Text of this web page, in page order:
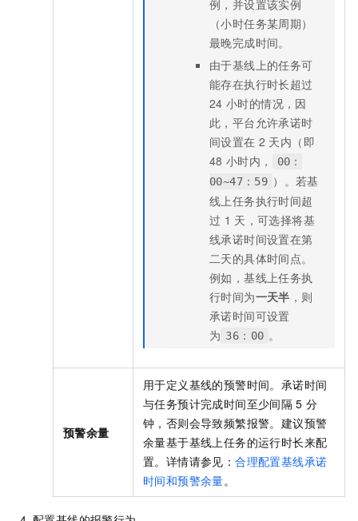
例，并设置该实例
（小时任务某周期）
最晚完成时间。
由于基线上的任务可
能存在执行时长超过
24 小时的情况，因
此，平台允许承诺时
间设置在 2 天内（即
48 小时内，
00：
00~47：59 ）。若基
线上任务执行时间超
过 1 天，可选择将基
线承诺时间设置在第
二天的具体时间点。
例如，基线上任务执
行时间为一天半 ，则
承诺时间可设置
为 36：00 。
预警余量
用于定义基线的预警时间。承诺时间
与任务预计完成时间至少间隔 5 分
钟，否则会导致频繁报警。建议预警
余量基于基线上任务的运行时长来配
置。 详情请参见：合理配置基线承诺
时间和预警余量。